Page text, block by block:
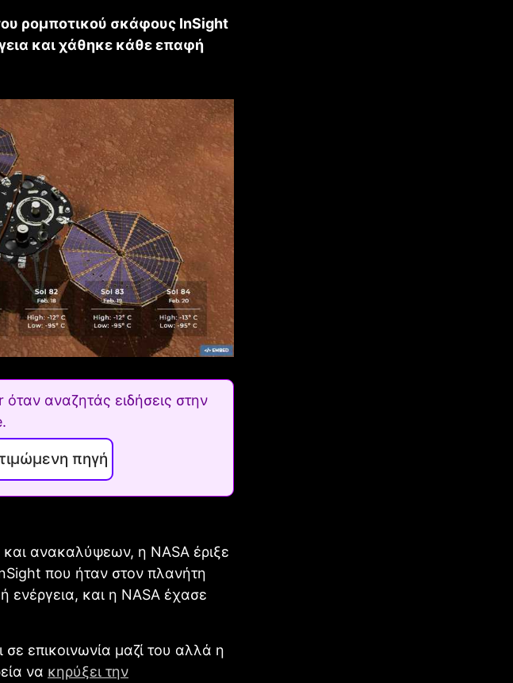
ρομποτικού σκάφους InSight
και χάθηκε κάθε επαφή
αναζητάς ειδήσεις στην
πηγή
ανακαλύψεων, η NASA έριξε
που ήταν στον πλανήτη
ενέργεια, και η NASA έχασε
επικοινωνία μαζί του αλλά η
να κηρύξει την